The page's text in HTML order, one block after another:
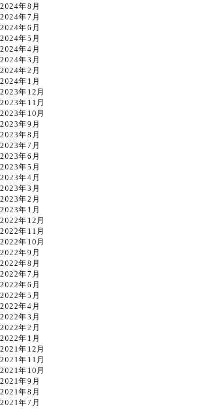
2024年8月
2024年7月
2024年6月
2024年5月
2024年4月
2024年3月
2024年2月
2024年1月
2023年12月
2023年11月
2023年10月
2023年9月
2023年8月
2023年7月
2023年6月
2023年5月
2023年4月
2023年3月
2023年2月
2023年1月
2022年12月
2022年11月
2022年10月
2022年9月
2022年8月
2022年7月
2022年6月
2022年5月
2022年4月
2022年3月
2022年2月
2022年1月
2021年12月
2021年11月
2021年10月
2021年9月
2021年8月
2021年7月